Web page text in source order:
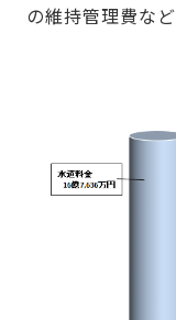
の維持管理費など